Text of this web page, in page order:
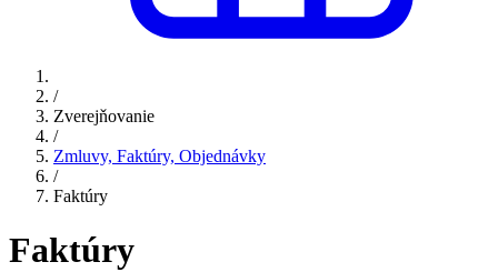
/
Zverejňovanie
/
Zmluvy, Faktúry, Objednávky
/
Faktúry
Faktúry